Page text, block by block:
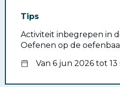
Tips
Activiteit inbegrepen in
Oefenen op de
Van 6 jun 2026 tot 13